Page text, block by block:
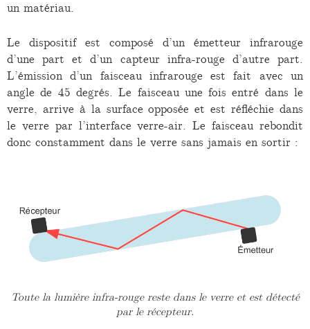
un matériau.
Le dispositif est composé d’un émetteur infrarouge
d’une part et d’un capteur infra-rouge d’autre part.
L’émission d’un faisceau infrarouge est fait avec un
angle de 45 degrés. Le faisceau une fois entré dans le
verre, arrive à la surface opposée et est réfléchie dans
le verre par l’interface verre-air. Le faisceau rebondit
donc constamment dans le verre sans jamais en sortir :
Toute la lumière infra-rouge reste dans le verre et est détecté
par le récepteur.